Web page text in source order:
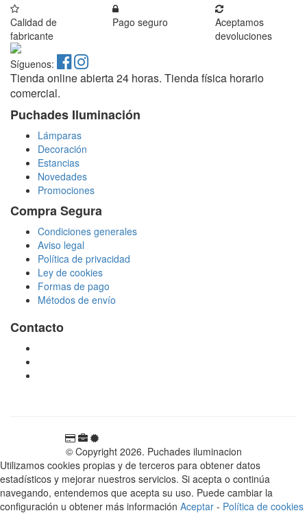
Calidad de
fabricante
Pago seguro
Aceptamos
devoluciones
Síguenos:
Tienda online abierta 24 horas. Tienda física horario
comercial.
Puchades Iluminación
Lámparas
Decoración
Estancias
Novedades
Promociones
Compra Segura
Condiciones generales
Aviso legal
Política de privacidad
Ley de cookies
Formas de pago
Métodos de envío
Contacto
© Copyright 2026. Puchades iluminacion
Utilizamos cookies propias y de terceros para obtener datos
estadísticos y mejorar nuestros servicios. Si acepta o continúa
navegando, entendemos que acepta su uso. Puede cambiar la
configuración u obtener más información Aceptar - Política de cookies